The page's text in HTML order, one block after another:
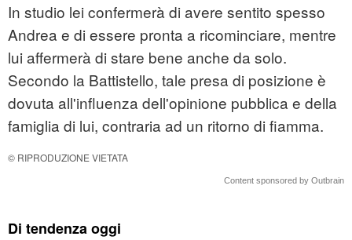
In studio lei confermerà di avere sentito spesso
Andrea e di essere pronta a ricominciare, mentre
lui affermerà di stare bene anche da solo.
Secondo la Battistello, tale presa di posizione è
dovuta all'influenza dell'opinione pubblica e della
famiglia di lui, contraria ad un ritorno di fiamma.
© RIPRODUZIONE VIETATA
Content sponsored by Outbrain
Di tendenza oggi